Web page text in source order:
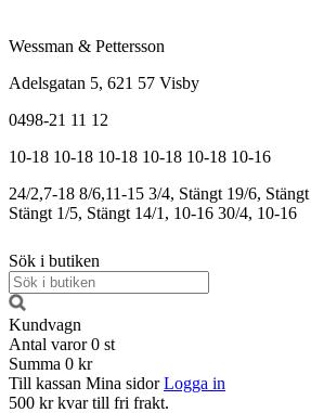
Wessman & Pettersson
Adelsgatan 5, 621 57 Visby
0498-21 11 12
10-18 10-18 10-18 10-18 10-18 10-16
24/2,7-18 8/6,11-15 3/4, Stängt 19/6, Stängt
Stängt 1/5, Stängt 14/1, 10-16 30/4, 10-16
Sök i butiken
Kundvagn
Antal varor 0 st
Summa 0 kr
Till kassan Mina sidor Logga in
500 kr kvar till fri frakt.